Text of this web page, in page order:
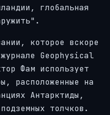
глобальная
которое вскоре
Geophysical
Фам использует
расположенные на
Антарктиды,
толчков.